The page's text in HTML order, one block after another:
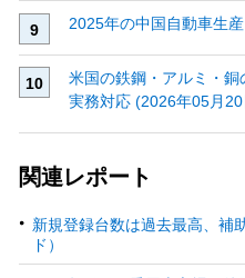
2025年の中国自動車生
米国の鉄鋼・アルミ・
実務対応 (2026年05月20
関連レポート
新規登録台数は過去最高、補
ド）